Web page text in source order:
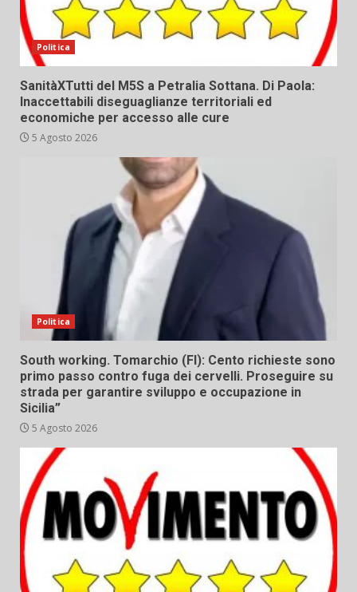
Politica
SanitàXTutti del M5S a Petralia Sottana. Di Paola:
Inaccettabili diseguaglianze territoriali ed
economiche per accesso alle cure
5 Agosto 2026
Politica
South working. Tomarchio (FI): Cento richieste sono
primo passo contro fuga dei cervelli. Proseguire su
strada per garantire sviluppo e occupazione in
Sicilia”
5 Agosto 2026